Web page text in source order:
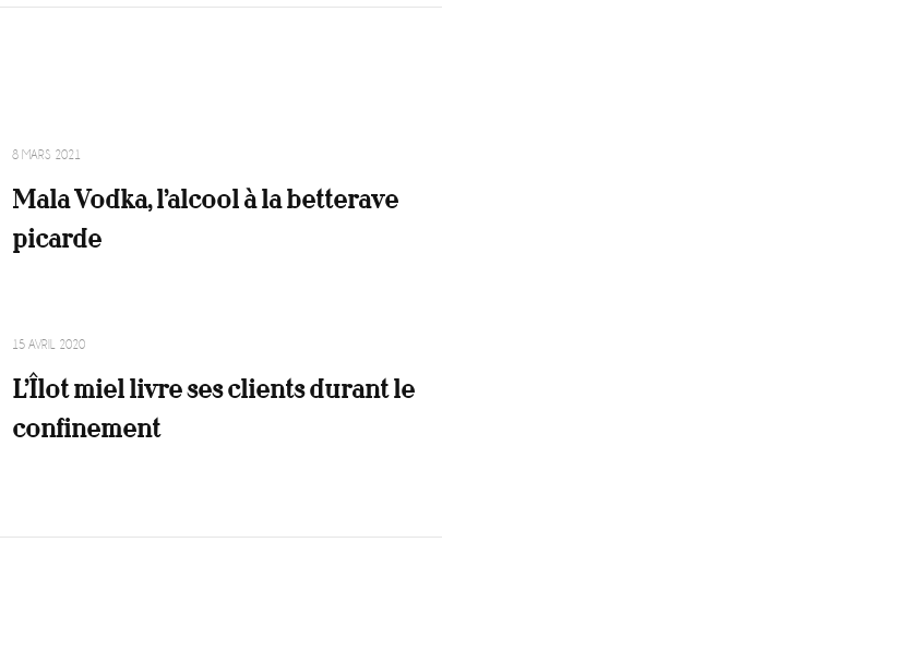
8 MARS 2021
Mala Vodka, l’alcool à la betterave
picarde
15 AVRIL 2020
L’Îlot miel livre ses clients durant le
confinement